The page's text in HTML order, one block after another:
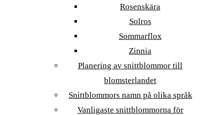
Rosenskära
Solros
Sommarflox
Zinnia
Planering av snittblommor till
blomsterlandet
Snittblommors namn på olika språk
Vanligaste snittblommorna för